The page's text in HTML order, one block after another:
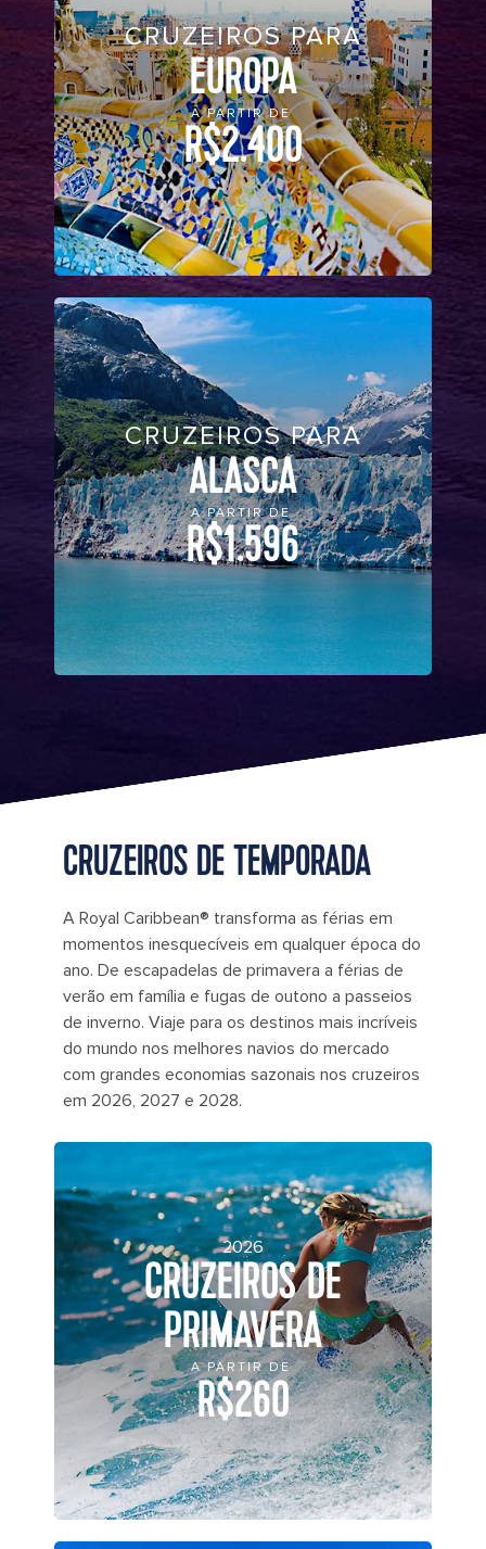
CRUZEIROS PARA
EUROPA
A PARTIR DE
R$2.400
CRUZEIROS PARA
ALASCA
A PARTIR DE
R$1.596
CRUZEIROS DE TEMPORADA
A Royal Caribbean® transforma as férias em
momentos inesquecíveis em qualquer época do
ano. De escapadelas de primavera a férias de
verão em família e fugas de outono a passeios
de inverno. Viaje para os destinos mais incríveis
do mundo nos melhores navios do mercado
com grandes economias sazonais nos cruzeiros
em 2026, 2027 e 2028.
2026
CRUZEIROS DE
PRIMAVERA
A PARTIR DE
R$260